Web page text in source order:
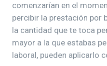
comenzarían en el
percibir la prestación por
la cantidad que te toca
mayor a la que estabas
laboral, pueden aplicarlo